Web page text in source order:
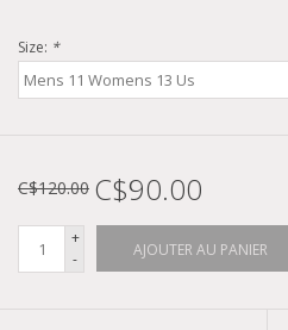
Size: *
C$120.00 C$90.00
+
-
AJOUTER AU PANIER